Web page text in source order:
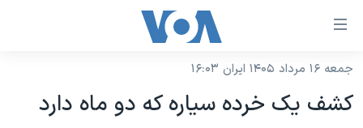
لینکهای
دسترسی
جهش
نسخه سبک وب‌سایت
جمعه ۱۶ مرداد ۱۴۰۵ ایران ۱۶:۰۳
کشف يک خرده سياره که دو ماه دارد